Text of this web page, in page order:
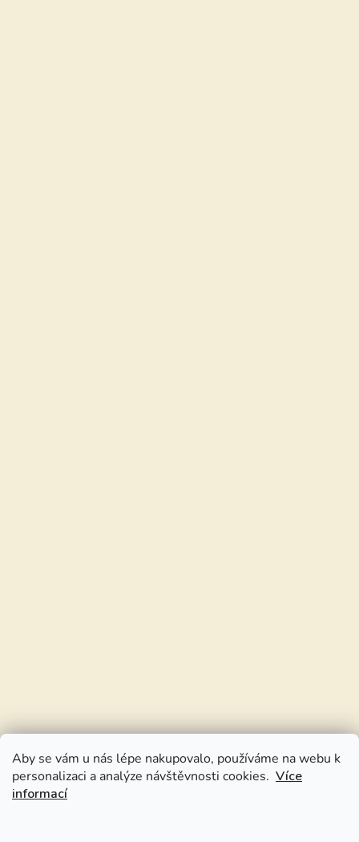
Aby se vám u nás lépe nakupovalo, používáme na webu k
personalizaci a analýze návštěvnosti cookies. Více
informací